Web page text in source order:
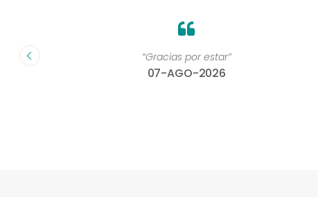
“Gracias por estar”
07-AGO-2026